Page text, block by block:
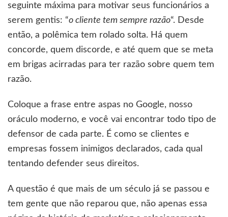
seguinte máxima para motivar seus funcionários a
serem gentis: “o cliente tem sempre razão“. Desde
então, a polêmica tem rolado solta. Há quem
concorde, quem discorde, e até quem que se meta
em brigas acirradas para ter razão sobre quem tem
razão.
Coloque a frase entre aspas no Google, nosso
oráculo moderno, e você vai encontrar todo tipo de
defensor de cada parte. É como se clientes e
empresas fossem inimigos declarados, cada qual
tentando defender seus direitos.
A questão é que mais de um século já se passou e
tem gente que não reparou que, não apenas essa